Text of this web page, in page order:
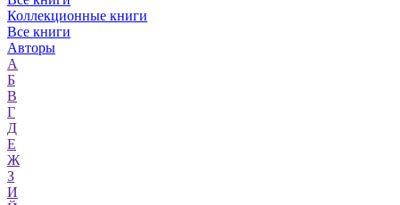
Коллекционные книги
Все книги
Авторы
А
Б
В
Г
Д
Е
Ж
З
И